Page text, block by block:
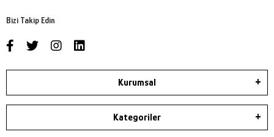
Bizi Takip Edin
Kurumsal
Kategoriler